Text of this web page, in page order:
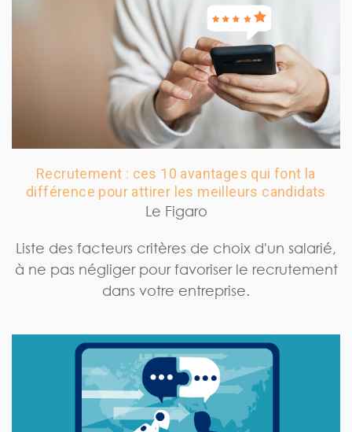
Recrutement : ces 10 avantages qui font la
différence pour attirer les meilleurs candidats
Le Figaro
Liste des facteurs critères de choix d'un salarié,
à ne pas négliger pour favoriser le recrutement
dans votre entreprise.